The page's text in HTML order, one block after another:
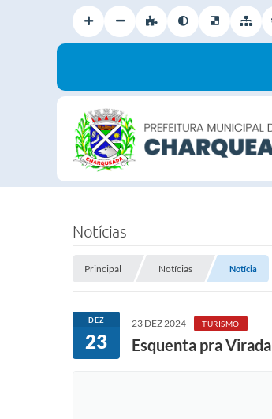
Notícias
Principal Notícias Notícia
DEZ
23
23 DEZ 2024 TURISMO
Esquenta pra Virada